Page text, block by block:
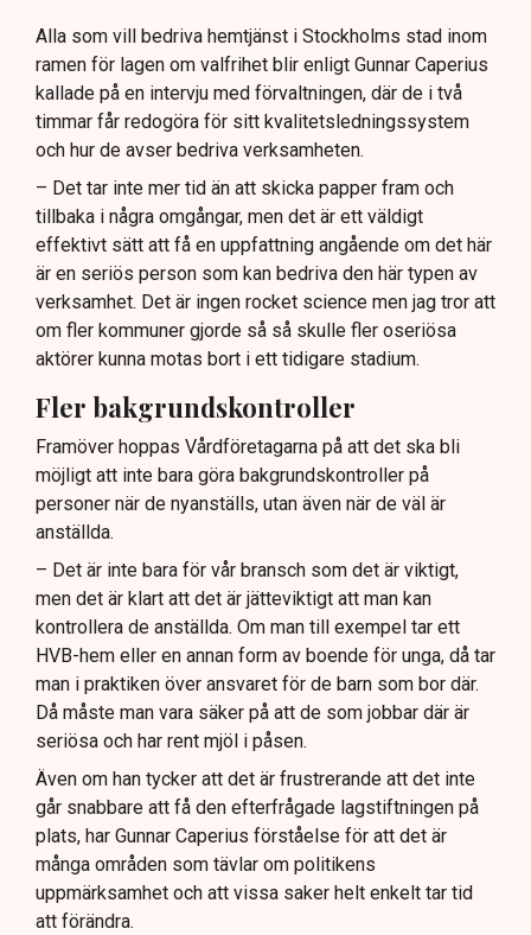
Alla som vill bedriva hemtjänst i Stockholms stad inom
ramen för lagen om valfrihet blir enligt Gunnar Caperius
kallade på en intervju med förvaltningen, där de i två
timmar får redogöra för sitt kvalitetsledningssystem
och hur de avser bedriva verksamheten.
– Det tar inte mer tid än att skicka papper fram och
tillbaka i några omgångar, men det är ett väldigt
effektivt sätt att få en uppfattning angående om det här
är en seriös person som kan bedriva den här typen av
verksamhet. Det är ingen rocket science men jag tror att
om fler kommuner gjorde så så skulle fler oseriösa
aktörer kunna motas bort i ett tidigare stadium.
Fler bakgrundskontroller
Framöver hoppas Vårdföretagarna på att det ska bli
möjligt att inte bara göra bakgrundskontroller på
personer när de nyanställs, utan även när de väl är
anställda.
– Det är inte bara för vår bransch som det är viktigt,
men det är klart att det är jätteviktigt att man kan
kontrollera de anställda. Om man till exempel tar ett
HVB-hem eller en annan form av boende för unga, då tar
man i praktiken över ansvaret för de barn som bor där.
Då måste man vara säker på att de som jobbar där är
seriösa och har rent mjöl i påsen.
Även om han tycker att det är frustrerande att det inte
går snabbare att få den efterfrågade lagstiftningen på
plats, har Gunnar Caperius förståelse för att det är
många områden som tävlar om politikens
uppmärksamhet och att vissa saker helt enkelt tar tid
att förändra.